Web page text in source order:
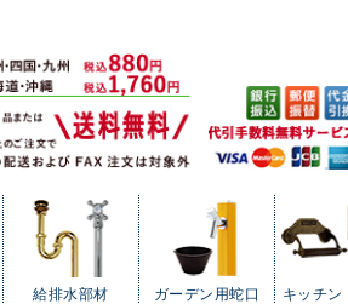
給排水部材
ガーデン用蛇口
キッチン